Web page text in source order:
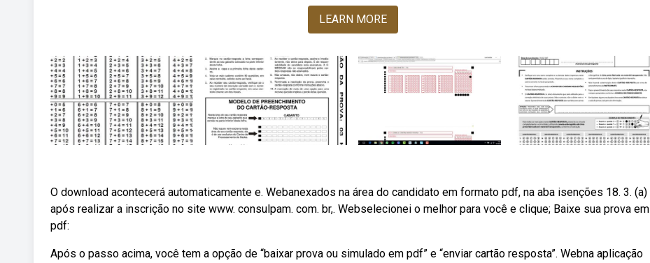
LEARN MORE
O download acontecerá automaticamente e. Webanexados na área do candidato em formato pdf, na aba isenções 18. 3. (a)
após realizar a inscrição no site www. consulpam. com. br,. Webselecionei o melhor para você e clique; Baixe sua prova em
pdf:
Após o passo acima, você tem a opção de “baixar prova ou simulado em pdf” e “enviar cartão resposta”. Webna aplicação